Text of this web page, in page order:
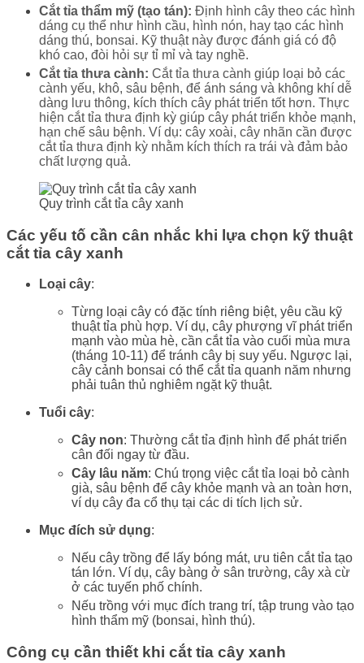
Cắt tỉa thẩm mỹ (tạo tán): Định hình cây theo các hình
dáng cụ thể như hình cầu, hình nón, hay tạo các hình
dáng thú, bonsai. Kỹ thuật này được đánh giá có độ
khó cao, đòi hỏi sự tỉ mỉ và tay nghề.
Cắt tỉa thưa cành: Cắt tỉa thưa cành giúp loại bỏ các
cành yếu, khô, sâu bệnh, để ánh sáng và không khí dễ
dàng lưu thông, kích thích cây phát triển tốt hơn. Thực
hiện cắt tỉa thưa định kỳ giúp cây phát triển khỏe mạnh,
hạn chế sâu bệnh. Ví dụ: cây xoài, cây nhãn cần được
cắt tỉa thưa định kỳ nhằm kích thích ra trái và đảm bảo
chất lượng quả.
Quy trình cắt tỉa cây xanh
Các yếu tố cần cân nhắc khi lựa chọn kỹ thuật
cắt tỉa cây xanh
Loại cây:
Từng loại cây có đặc tính riêng biệt, yêu cầu kỹ
thuật tỉa phù hợp. Ví dụ, cây phượng vĩ phát triển
mạnh vào mùa hè, cần cắt tỉa vào cuối mùa mưa
(tháng 10-11) để tránh cây bị suy yếu. Ngược lại,
cây cảnh bonsai có thể cắt tỉa quanh năm nhưng
phải tuân thủ nghiêm ngặt kỹ thuật.
Tuổi cây:
Cây non: Thường cắt tỉa định hình để phát triển
cân đối ngay từ đầu.
Cây lâu năm: Chú trọng việc cắt tỉa loại bỏ cành
già, sâu bệnh để cây khỏe mạnh và an toàn hơn,
ví dụ cây đa cổ thụ tại các di tích lịch sử.
Mục đích sử dụng:
Nếu cây trồng để lấy bóng mát, ưu tiên cắt tỉa tạo
tán lớn. Ví dụ, cây bàng ở sân trường, cây xà cừ
ở các tuyến phố chính.
Nếu trồng với mục đích trang trí, tập trung vào tạo
hình thẩm mỹ (bonsai, hình thú).
Công cụ cần thiết khi cắt tỉa cây xanh